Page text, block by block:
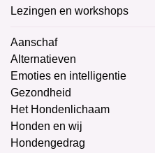
Lezingen en workshops
Aanschaf
Alternatieven
Emoties en intelligentie
Gezondheid
Het Hondenlichaam
Honden en wij
Hondengedrag